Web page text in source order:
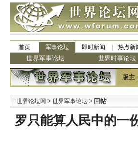
首页 军事论坛 即时新闻 热点新
世界军事论坛 世界时事论坛
版主
世界论坛网 > 世界军事论坛 > 回帖
罗只能算人民中的一